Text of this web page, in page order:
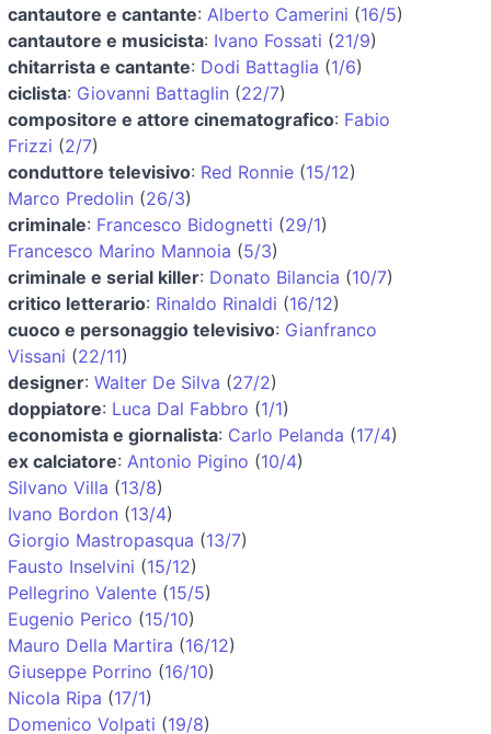
cantautore e cantante: Alberto Camerini (16/5)
cantautore e musicista: Ivano Fossati (21/9)
chitarrista e cantante: Dodi Battaglia (1/6)
ciclista: Giovanni Battaglin (22/7)
compositore e attore cinematografico: Fabio
Frizzi (2/7)
conduttore televisivo: Red Ronnie (15/12)
Marco Predolin (26/3)
criminale: Francesco Bidognetti (29/1)
Francesco Marino Mannoia (5/3)
criminale e serial killer: Donato Bilancia (10/7)
critico letterario: Rinaldo Rinaldi (16/12)
cuoco e personaggio televisivo: Gianfranco
Vissani (22/11)
designer: Walter De Silva (27/2)
doppiatore: Luca Dal Fabbro (1/1)
economista e giornalista: Carlo Pelanda (17/4)
ex calciatore: Antonio Pigino (10/4)
Silvano Villa (13/8)
Ivano Bordon (13/4)
Giorgio Mastropasqua (13/7)
Fausto Inselvini (15/12)
Pellegrino Valente (15/5)
Eugenio Perico (15/10)
Mauro Della Martira (16/12)
Giuseppe Porrino (16/10)
Nicola Ripa (17/1)
Domenico Volpati (19/8)